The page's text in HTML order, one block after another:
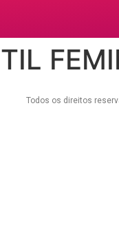
Todos os direitos